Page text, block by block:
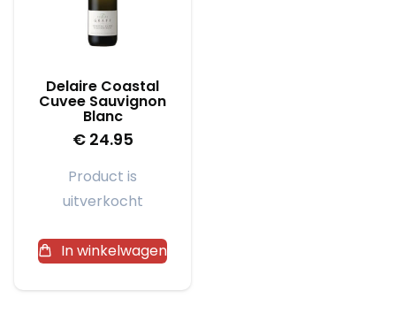
Delaire Coastal
Cuvee Sauvignon
Blanc
€ 24.95
Product is
uitverkocht
In winkelwagen